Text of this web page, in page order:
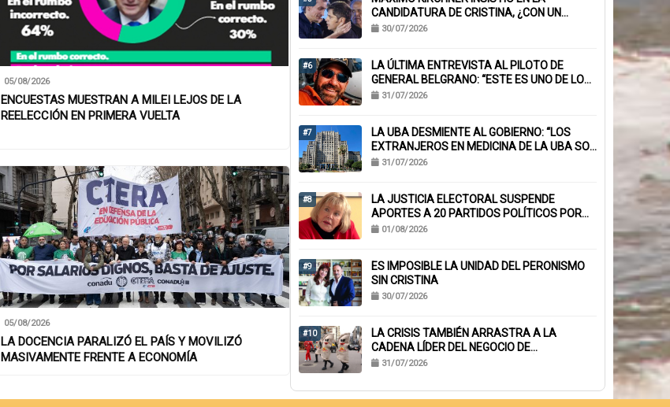
05/08/2026
ENCUESTAS MUESTRAN A MILEI LEJOS DE LA
REELECCIÓN EN PRIMERA VUELTA
05/08/2026
LA DOCENCIA PARALIZÓ EL PAÍS Y MOVILIZÓ
MASIVAMENTE FRENTE A ECONOMÍA
CANDIDATURA DE CRISTINA, ¿CON UN
MENSAJE A KICILLOF?: «PONE NERVIOSOS A
30/07/2026
#6
LA ÚLTIMA ENTREVISTA AL PILOTO DE
GENERAL BELGRANO: “ESTE ES UNO DE LOS
TRABAJOS CON MÁS RIESGO”
31/07/2026
#7
LA UBA DESMIENTE AL GOBIERNO: “LOS
EXTRANJEROS EN MEDICINA DE LA UBA SON
EL 6,1%, NO EL 40%”
31/07/2026
#8
LA JUSTICIA ELECTORAL SUSPENDE
APORTES A 20 PARTIDOS POLÍTICOS POR
FALTA DE BALANCES
01/08/2026
#9
ES IMPOSIBLE LA UNIDAD DEL PERONISMO
SIN CRISTINA
30/07/2026
#10
LA CRISIS TAMBIÉN ARRASTRA A LA
CADENA LÍDER DEL NEGOCIO DE
EMPANADAS QUE ACUMULA MÁS DE 230
CIENTOS DE EMPLEOS
31/07/2026